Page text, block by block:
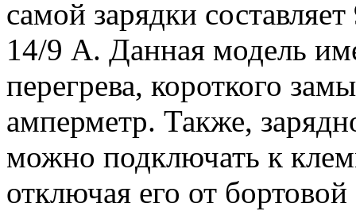
самой зарядки
14/9 А. Данная модель
перегрева, короткого
амперметр. Также,
можно подключать к
отключая его от